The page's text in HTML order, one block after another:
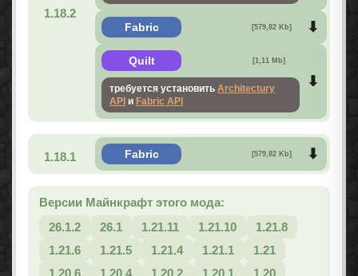
1.18.2
Fabric [579,82 Kb]
Quilt [1,11 Mb]
требуется установить Architectury
API и Fabric API
1.18.1 Fabric [579,82 Kb]
Версии Майнкрафт этого мода:
26.1.2
26.1 1.21.11 1.21.10
1.21.8
1.21.6
1.21.5 1.21.4 1.21.1
1.21